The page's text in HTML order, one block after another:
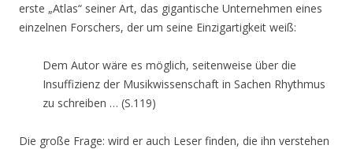
erste „Atlas“ seiner Art, das gigantische Unternehmen eines
einzelnen Forschers, der um seine Einzigartigkeit weiß:
Dem Autor wäre es möglich, seitenweise über die
Insuffizienz der Musikwissenschaft in Sachen Rhythmus
zu schreiben … (S.119)
Die große Frage: wird er auch Leser finden, die ihn verstehen